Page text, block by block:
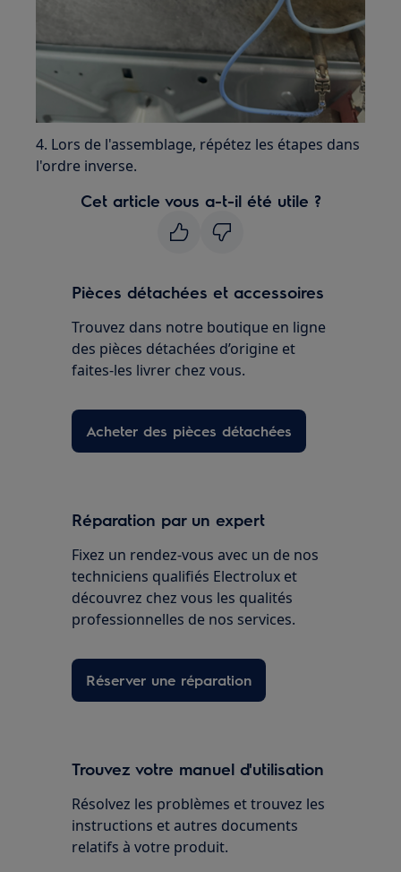
4. Lors de l'assemblage, répétez les étapes dans
l'ordre inverse.
Cet article vous a-t-il été utile ?
Pièces détachées et accessoires
Trouvez dans notre boutique en ligne
des pièces détachées d’origine et
faites-les livrer chez vous.
Acheter des pièces détachées
Réparation par un expert
Fixez un rendez-vous avec un de nos
techniciens qualifiés Electrolux et
découvrez chez vous les qualités
professionnelles de nos services.
Réserver une réparation
Trouvez votre manuel d'utilisation
Résolvez les problèmes et trouvez les
instructions et autres documents
relatifs à votre produit.